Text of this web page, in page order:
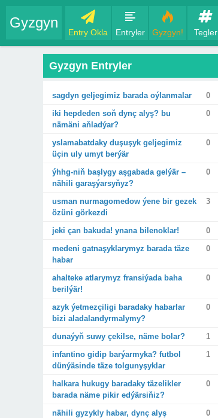
Gyzgyn
Entry Okla Entryler Gyzgyn! Tegler
Gyzgyn Entryler
sagdyn geljegimiz barada oýlanmalar
0
iki hepdeden soň dynç alyş? bu
nämäni aňladýar?
0
yslamabatdaky duşuşyk geljegimiz
üçin uly umyt berýär
0
ýhhg-niň başlygy aşgabada gelýär –
nähili garaşýarsyňyz?
0
usman nurmagomedow ýene bir gezek
özüni görkezdi
3
jeki çan bakuda! ynana bilenoklar!
0
medeni gatnaşyklarymyz barada täze
habar
0
ahalteke atlarymyz fransiýada baha
berilýär!
0
azyk ýetmezçiligi baradaky habarlar
bizi aladalandyrmalymy?
0
dunaýyň suwy çekilse, näme bolar?
1
infantino gidip barýarmyka? futbol
dünýäsinde täze tolgunyşyklar
1
halkara hukugy baradaky täzelikler
barada näme pikir edýärsiňiz?
0
nähili gyzykly habar, dynç alyş
0